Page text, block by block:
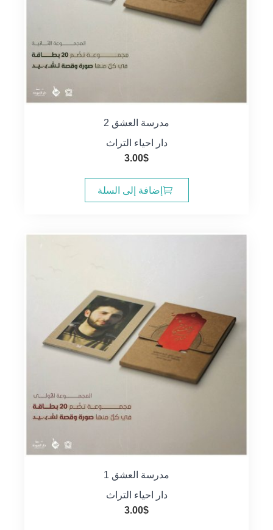
مدرسة العشق 2
دار احياء التراث
3.00$
إضافة إلى السلة
مدرسة العشق 1
دار احياء التراث
3.00$